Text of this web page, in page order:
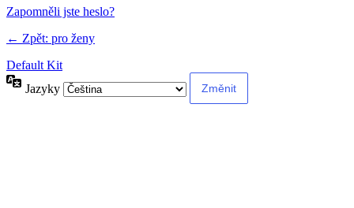
Zapomněli jste heslo?
← Zpět: pro ženy
Default Kit
Jazyky